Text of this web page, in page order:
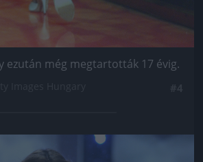
ezután még megtartották 17 évig.
Jön még kép!